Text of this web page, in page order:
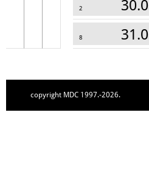
2
8
copyright MDC 1997.-2026.